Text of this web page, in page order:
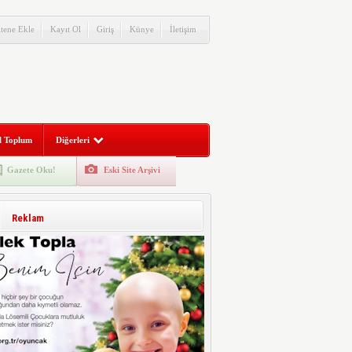
Ekle Kayıt Ol Giriş Künye İletişim
Toplum Diğerleri
Gazete Oku! Eski Site Arşivi
Reklam